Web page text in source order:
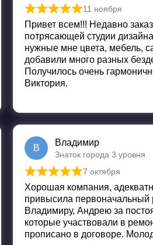
Оценка
11 ноября
Привет всем!!! Недавно
потрясающей студии
нужные мне цвета, мебель,
добавили много разных
Получилось очень
Виктория.
В
Владимир
Знаток города 3 уровня
Оценка из 5
7 октября
Хорошая компания,
привысила первоначальный
Владимиру, Андрею за
которые участвовали в
прописано в договоре.